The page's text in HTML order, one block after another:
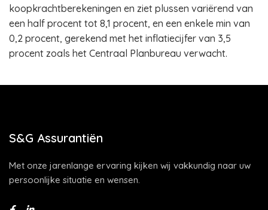
koopkrachtberekeningen en ziet plussen variërend van
een half procent tot 8,1 procent, en een enkele min van
0,2 procent, gerekend met het inflatiecijfer van 3,5
procent zoals het Centraal Planbureau verwacht.
S&G Assurantiën
Met onze jarenlange ervaring kijken wij vakkundig naar uw
persoonlijke situatie en wensen.